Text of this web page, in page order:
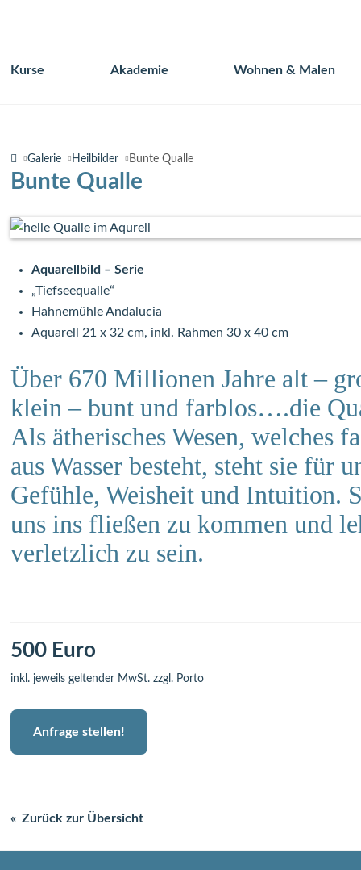
Navigation
Kurse Akademie Wohnen & Malen
Galerie Heilbilder Bunte Qualle
Bunte Qualle
Aquarellbild – Serie
„Tiefseequalle“
Hahnemühle Andalucia
Aquarell 21 x 32 cm, inkl. Rahmen 30 x 40 cm
Über 670 Millionen Jahre alt –
klein – bunt und farblos….die
Als ätherisches Wesen, welches
aus Wasser besteht, steht sie für
Gefühle, Weisheit und Intuition.
uns ins fließen zu kommen und
verletzlich zu sein.
500 Euro
inkl. jeweils geltender MwSt. zzgl. Porto
Anfrage stellen!
Zurück zur Übersicht